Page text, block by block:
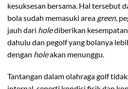
kesuksesan bersama. Hal tersebut
bola sudah memasuki area green,
jauh dari holediberikan
dahulu dan pegolf yang bolanya
dengan holeakan menunggu.
Tantangan dalam olahraga golf